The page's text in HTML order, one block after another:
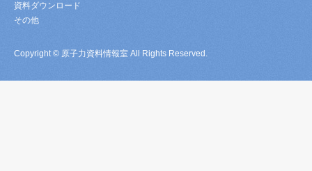
資料ダウンロード
その他
Copyright © 原子力資料情報室 All Rights Reserved.